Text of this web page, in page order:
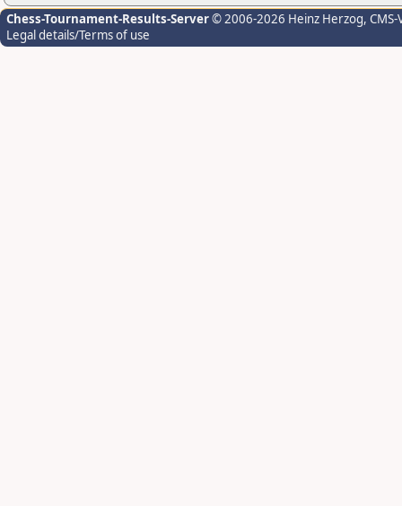
Chess-Tournament-Results-Server© 2006-2026 Heinz Herzog,
Legal details/Terms of use